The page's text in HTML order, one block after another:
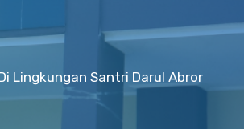
Lingkungan Santri Darul Abror